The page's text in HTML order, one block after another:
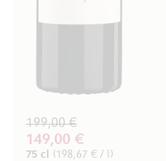
149,00 €
199,00 €
75 cl (198,67 € / l)